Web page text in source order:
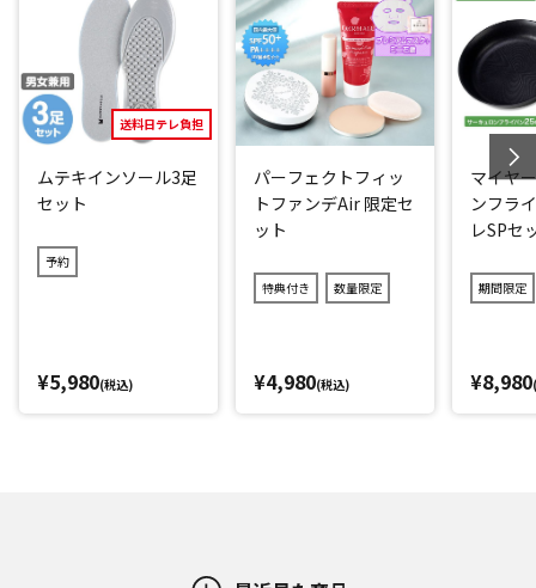
送料日テレ負担
ムテキインソール3足
セット
予約
¥5,980(税込)
パーフェクトフィッ
トファンデAir 限定セ
ット
特典付き 数量限定
¥4,980(税込)
マイヤ
ンフラ
レSPセ
期間限定
¥8,980